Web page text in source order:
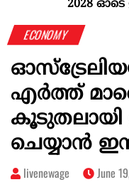
2028 ഓടെ
ECONOMY
എര്‍ത്ത്
കൂടുതലായി
ചെയ്യാന്‍
livenewage June